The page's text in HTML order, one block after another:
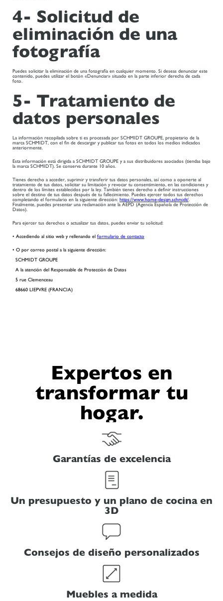
4- Solicitud de
eliminación de una
fotografía
Puedes solicitar la eliminación de una fotografía en cualquier momento. Si deseas denunciar este
contenido, puedes utilizar el botón «Denunciar» situado en la parte inferior derecha de cada
foto.
5- Tratamiento de
datos personales
La información recopilada sobre ti es procesada por SCHMIDT GROUPE, propietario de la
marca SCHMIDT, con el fin de descargar y publicar tus fotos en todos los medios indicados
anteriormente.
Esta información está dirigida a SCHMIDT GROUPE y a sus distribuidores asociados (tiendas bajo
la marca SCHMIDT). Se conserva durante 10 años.
Tienes derecho a acceder, suprimir y transferir tus datos personales, así como a oponerte al
tratamiento de tus datos, solicitar su limitación y revocar tu consentimiento, en las condiciones y
dentro de los límites establecidos por la ley. También tienes derecho a definir instrucciones
sobre el destino de tus datos después de tu fallecimiento. Puedes ejercer todos tus derechos
completando el formulario en la siguiente dirección: https://www.home-design.schmidt/
Finalmente, puedes presentar una reclamación ante la AEPD (Agencia Española de Protección de
Datos).
Para ejercer tus derechos o actualizar tus datos, puedes enviar tu solicitud:
• Accediendo al sitio web y rellenando el formulario de contacto
• O por correo postal a la siguiente dirección:
SCHMIDT GROUPE
A la atención del Responsable de Protección de Datos
5 rue Clemenceau
68660 LIEPVRE (FRANCIA)
Expertos en
transformar tu
hogar.
Garantías de excelencia
Un presupuesto y un plano de cocina en
3D
Consejos de diseño personalizados
Muebles a medida